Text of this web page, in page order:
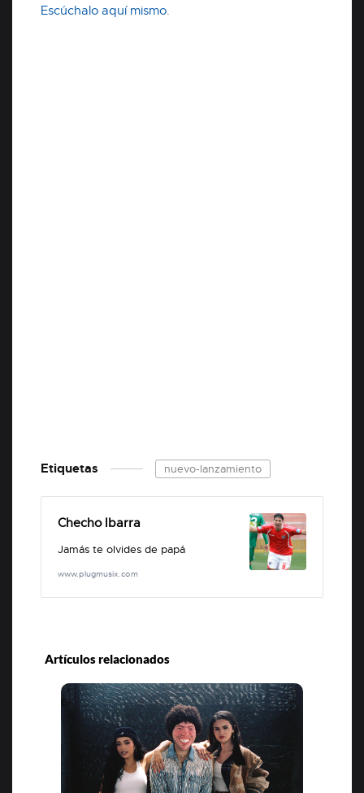
Escúchalo aquí mismo
Etiquetas nuevo-lanzamiento
Checho Ibarra
Jamás te olvides de papá
www.plugmusix.com
Artículos relacionados